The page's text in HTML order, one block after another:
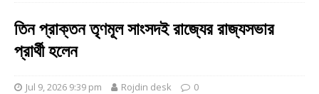
তিন প্রাক্তন তৃণমূল সাংসদই রাজ্যের রাজ্যসভার
প্রার্থী হলেন
Jul 9, 2026 9:39 pm Rojdin desk 0